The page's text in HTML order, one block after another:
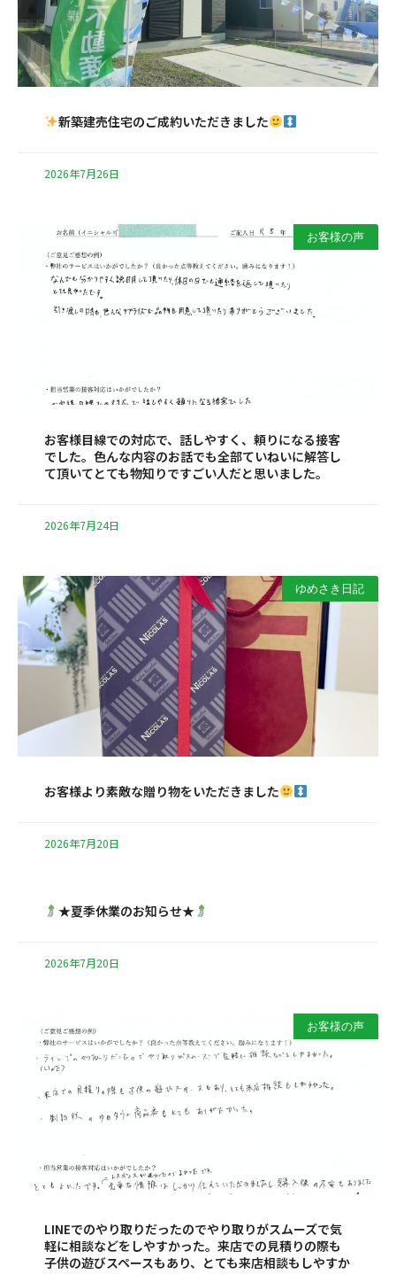
新築建売住宅のご成約いただきました
2026年7月26日
お客様の声
お客様目線での対応で、話しやすく、頼りになる接客
でした。色んな内容のお話でも全部ていねいに解答し
て頂いてとても物知りですごい人だと思いました。
2026年7月24日
ゆめさき日記
お客様より素敵な贈り物をいただきました
2026年7月20日
★夏季休業のお知らせ★
2026年7月20日
お客様の声
LINEでのやり取りだったのでやり取りがスムーズで気
軽に相談などをしやすかった。来店での見積りの際も
子供の遊びスペースもあり、とても来店相談もしやすか